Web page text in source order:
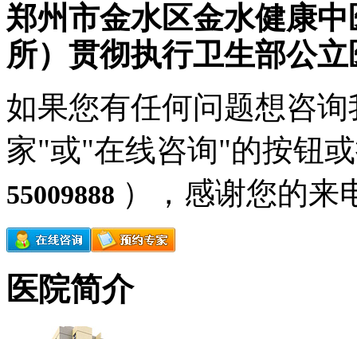
郑州市金水区金水健康
所）贯彻执行卫生部公
如果您有任何问题想咨
家"或"在线咨询"的按钮
55009888 ），感谢您的来
医院简介